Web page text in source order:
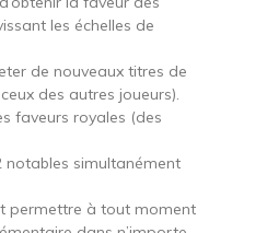
les échelles de
de nouveaux titres de
des autres joueurs).
faveurs royales (des
notables simultanément
permettre à tout moment